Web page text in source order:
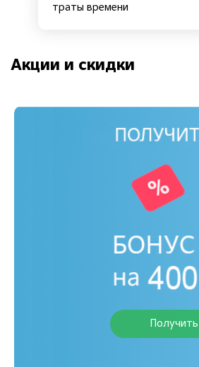
траты времени
Акции и скидки
Получить